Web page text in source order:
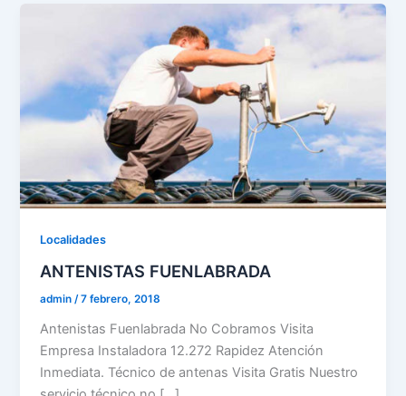
Localidades
ANTENISTAS FUENLABRADA
admin /7 febrero, 2018
Antenistas Fuenlabrada No Cobramos Visita
Empresa Instaladora 12.272 Rapidez Atención
Inmediata. Técnico de antenas Visita Gratis Nuestro